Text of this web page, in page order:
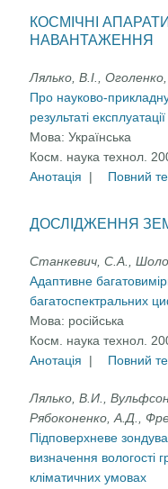
КОСМІЧНІ
НАВАНТАЖЕННЯ
Лялько, В.І.,
Про науково-
результаті
Мова:Українська
Косм. наука технол.
Анотація
| Повний
ДОСЛІДЖЕННЯ
Станкевич, С.А.,
Адаптивне
багатоспектральних
Мова: російська
Косм. наука технол.
Анотація
| Повний
Лялько, В.И.,
Рябоконенко, А.Д.,
Підповерхневе
визначення вологості
кліматичних умовах